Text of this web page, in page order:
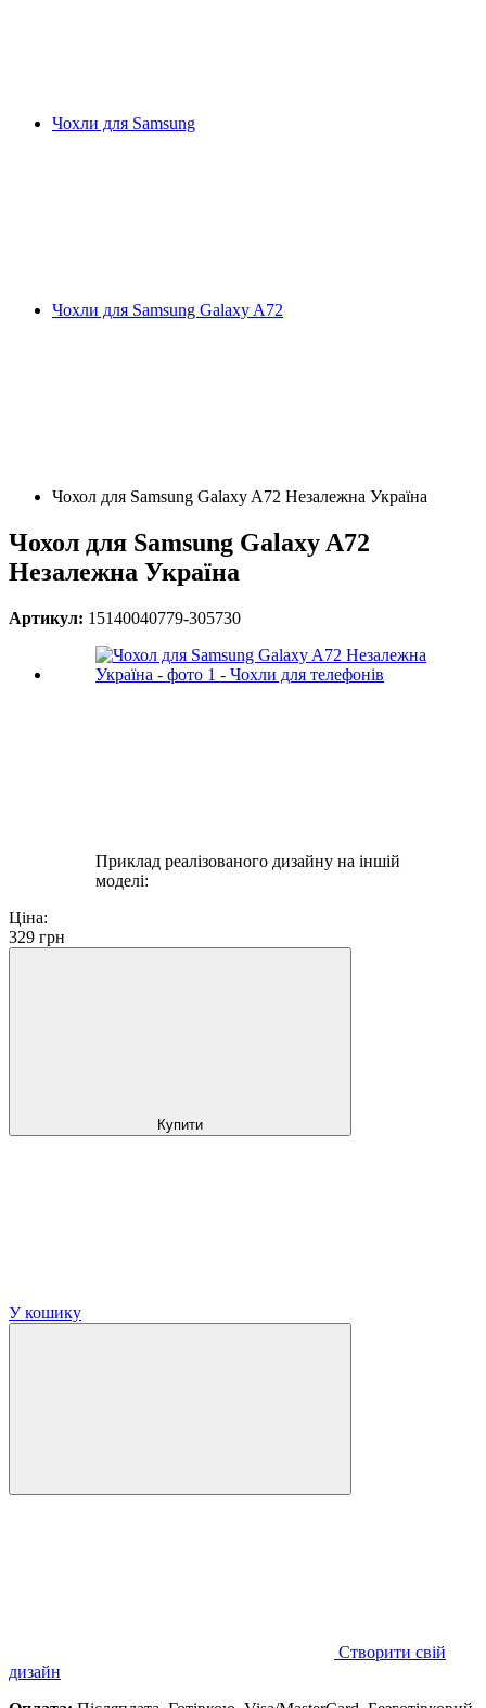
Чохли для Samsung
Чохли для Samsung Galaxy A72
Чохол для Samsung Galaxy A72 Незалежна Україна
Чохол для Samsung Galaxy A72
Незалежна Україна
Артикул: 15140040779-305730
Приклад реалізованого дизайну на іншій
моделі:
Ціна:
329 грн
Купити
У кошику
Створити свій
дизайн